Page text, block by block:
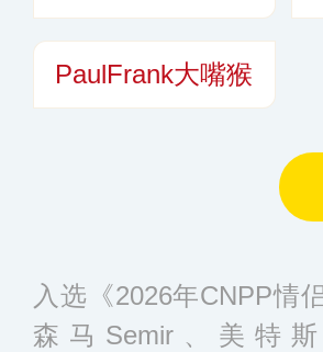
PaulFrank大嘴猴
入选《2026年CNPP情
森马Semir、美特斯